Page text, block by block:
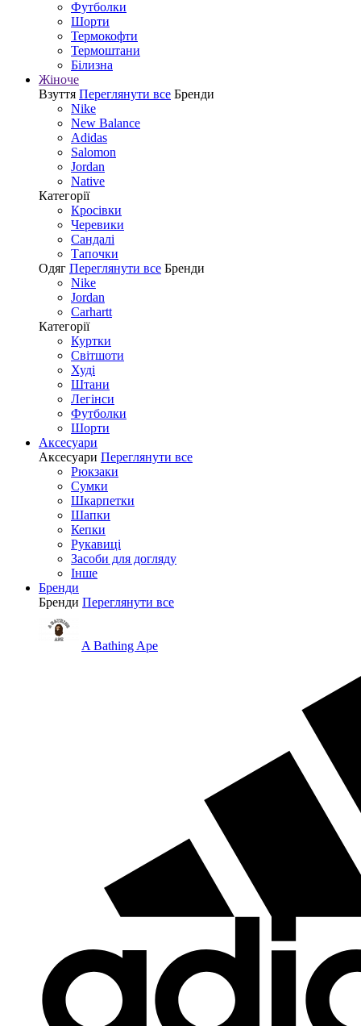
Футболки
Шорти
Термокофти
Термоштани
Білизна
Жіноче
Взуття Переглянути все Бренди
Nike
New Balance
Adidas
Salomon
Jordan
Native
Категорії
Кросівки
Черевики
Сандалі
Tапочки
Одяг Переглянути все Бренди
Nike
Jordan
Carhartt
Категорії
Куртки
Світшоти
Худі
Штани
Легінси
Футболки
Шорти
Аксесуари
Аксесуари Переглянути все
Рюкзаки
Сумки
Шкарпетки
Шапки
Кепки
Рукавиці
Засоби для догляду
Інше
Бренди
Бренди Переглянути все
A Bathing Ape